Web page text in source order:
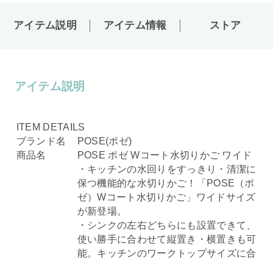
アイテム説明 アイテム情報 ストア
アイテム説明
ITEM DETAILS
ブランド名
POSE(ポゼ)
商品名
POSE ポゼ Wコート水切りかご ワイド
・キッチンの水回りをすっきり・清潔に
保つ機能的な水切りかご！「POSE（ポ
ゼ）Wコート水切りかご」ワイドサイズ
が新登場。
・シンクの左右どちらにも設置できて、
使い勝手に合わせて縦置き・横置きも可
能。キッチンのワークトップサイズに合